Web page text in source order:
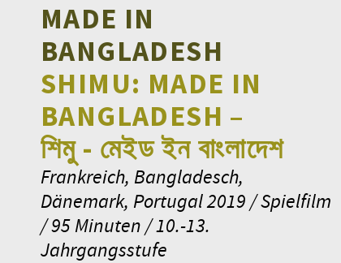
MADE IN
BANGLADESH
SHIMU: MADE IN
BANGLADESH –
শিমু - মেইড ইন বাংলাদেশ
Frankreich, Bangladesch,
Dänemark, Portugal 2019 / Spielfilm
/ 95 Minuten / 10.-13.
Jahrgangsstufe